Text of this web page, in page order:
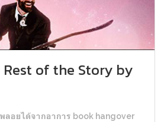
Rest of the Story by
ลอยได้จากอาการ book hangover